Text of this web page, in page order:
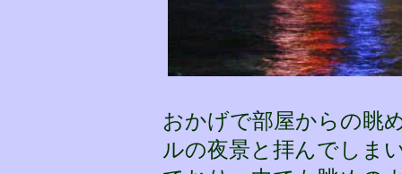
おかげで部屋からの眺
ルの夜景と拝んでしま